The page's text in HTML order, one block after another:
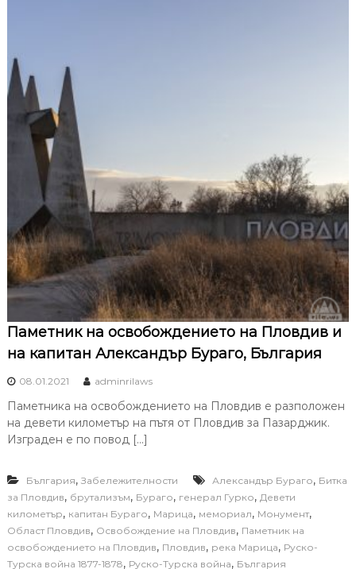
Паметник на освобождението на Пловдив и
на капитан Александър Бураго, България
08.01.2021 adminrilaws
Паметника на освобождението на Пловдив е разположен
на девети километър на пътя от Пловдив за Пазарджик.
Изграден е по повод […]
България, Забележителности Александър Бураго, Битка
за Пловдив, брутализъм, Бураго, генерал Гурко, Девети
километър, капитан Бураго, Марица, мемориал, Монумент,
Област Пловдив, Освобождение на Пловдив, Паметник на
освобождението на Пловдив, Пловдив, река Марица, Руско-
Турска война 1877-1878, Руско-Турска война, България